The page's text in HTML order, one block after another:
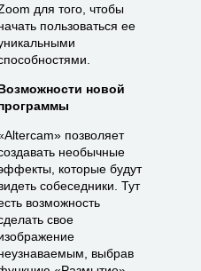
для того, чтобы
пользоваться ее
новой
позволяет
необычные
которые будут
собеседники. Тут
возможность
свое
выбрав